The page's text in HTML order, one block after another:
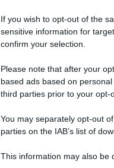
If you wish to opt-out of the
sensitive information for
confirm your selection.
Please note that after your
based ads based on
third parties prior to your opt-
You may separately opt-out
parties on the IAB’s list of
This information may also be